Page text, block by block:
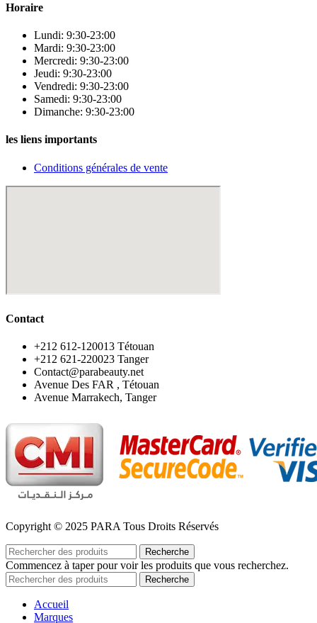
Horaire
Lundi: 9:30-23:00
Mardi: 9:30-23:00
Mercredi: 9:30-23:00
Jeudi: 9:30-23:00
Vendredi: 9:30-23:00
Samedi: 9:30-23:00
Dimanche: 9:30-23:00
les liens importants
Conditions générales de vente
Contact
‪+212 612-120013 Tétouan
‪+212 621-220023 Tanger
Contact@parabeauty.net
Avenue Des FAR , Tétouan
Avenue Marrakech, Tanger
Copyright © 2025 PARA Tous Droits Réservés
Recherche
Commencez à taper pour voir les produits que vous recherchez.
Recherche
Accueil
Marques